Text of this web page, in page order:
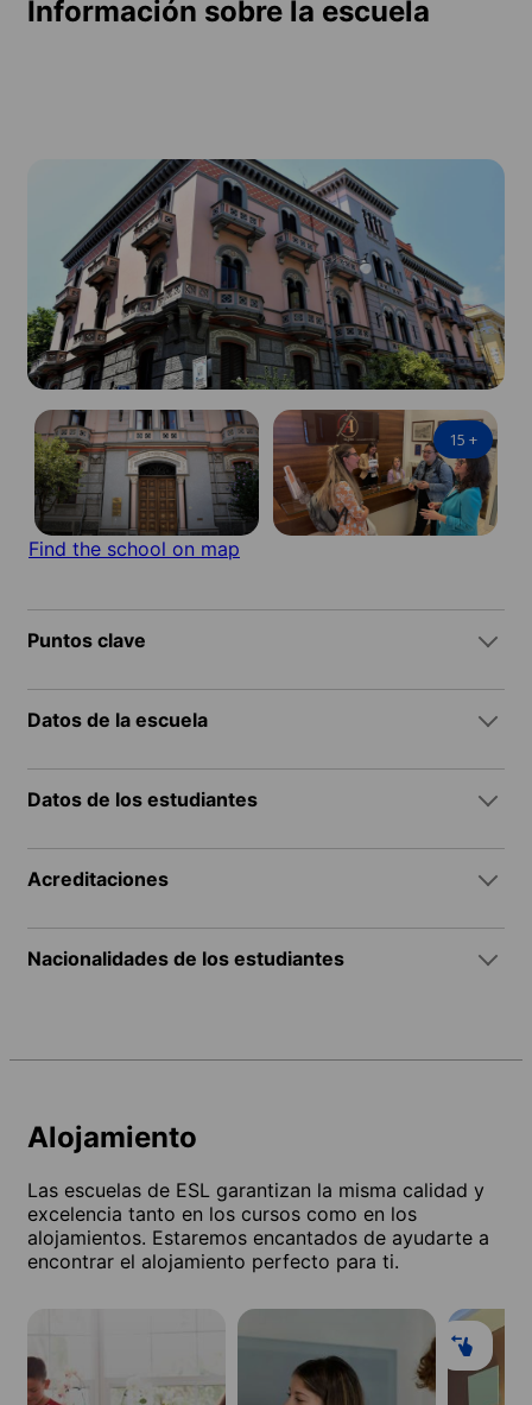
Información sobre la escuela
15 +
Find the school on map
Puntos clave
Datos de la escuela
Datos de los estudiantes
Acreditaciones
Nacionalidades de los estudiantes
Alojamiento
Las escuelas de ESL garantizan la misma calidad y
excelencia tanto en los cursos como en los
alojamientos. Estaremos encantados de ayudarte a
encontrar el alojamiento perfecto para ti.